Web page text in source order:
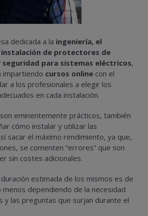
dedicada a la ingeniería, el
de protectores de
para sistemas eléctricos,
impartiendo cursos online con el
a los profesionales a elegir los
en cada instalación.
eminentemente prácticos, también
cómo instalar y utilizar las
sacar el máximo rendimiento, ya que,
se comenten “errores” que son
sin costes adicionales.
estimada de los mismos es de
menos dependiendo de la necesidad
y las preguntas que surjan durante el